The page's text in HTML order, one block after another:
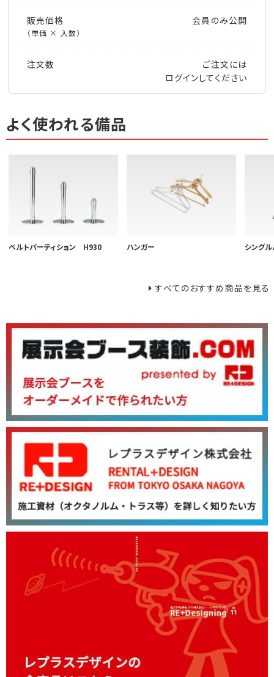
販売価格
（単価 × 入数）
会員のみ公開
注文数
ご注文には
ログインしてください
よく使われる備品
ベルトパーティション H930 ハンガー シング
すべてのおすすめ商品を見る